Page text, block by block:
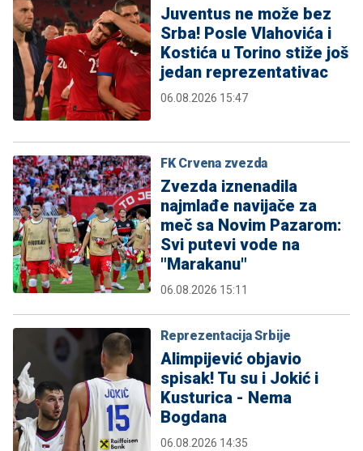
Juventus ne može bez
Srba! Posle Vlahovića i
Kostića u Torino stiže još
jedan reprezentativac
06.08.2026 15:47
FK Crvena zvezda
Zvezda iznenadila
najmlađe navijače za
meč sa Novim Pazarom:
Svi putevi vode na
"Marakanu"
06.08.2026 15:11
Reprezentacija Srbije
Alimpijević objavio
spisak! Tu su i Jokić i
Kusturica - Nema
Bogdana
06.08.2026 14:35